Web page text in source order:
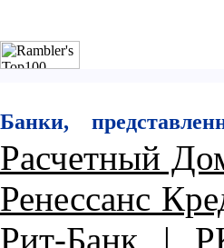
Банки,
Расчетный
Ренессанс
Рит-Банк |